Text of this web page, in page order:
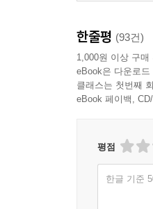
한줄평 (93건)
1,000원 이상 구매
eBook은 다운로
클래스는 첫번째
eBook 페이백,
평점
한글 기준